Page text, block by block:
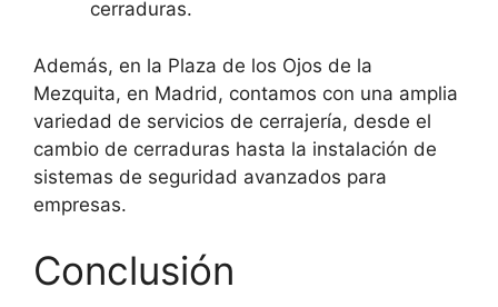
cerraduras.
Además, en la Plaza de los Ojos de la
Mezquita, en Madrid, contamos con una amplia
variedad de servicios de cerrajería, desde el
cambio de cerraduras hasta la instalación de
sistemas de seguridad avanzados para
empresas.
Conclusión